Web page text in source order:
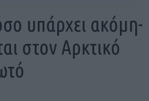
υπάρχει ακόμη-
στον Αρκτικό